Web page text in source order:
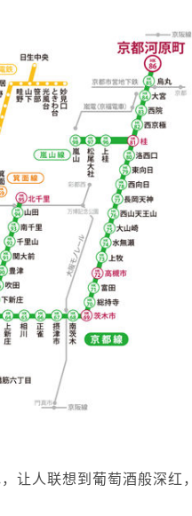
让人联想到葡萄酒般深红，